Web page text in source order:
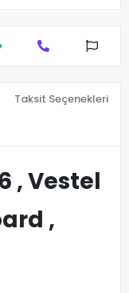
Taksit Seçenekleri
, Vestel
,